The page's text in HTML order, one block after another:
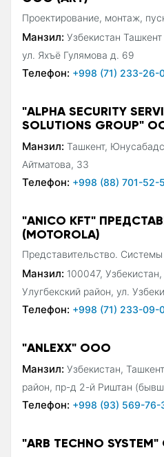
Проектирование, монтаж,
Манзил: Узбекистан
ул. Яхъё Гулямова д. 69
Телефон: +998 (71) 233-26-
"ALPHA SECURITY
SOLUTIONS GROUP"
Манзил: Ташкент,
Айтматова, 33
Телефон: +998 (88) 701-52-
"ANICO KFT"
(MOTOROLA)
Представительство. Системы
Манзил: 100047,
Улугбекский район, ул.
Телефон: +998 (71) 233-09-
"ANLEXX" ООО
Манзил: Узбекистан,
район, пр-д 2-й Риштан
Телефон: +998 (93) 569-76-
"ARB TECHNO